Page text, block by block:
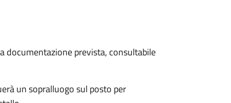
documentazione prevista, consultabile
un sopralluogo sul posto per